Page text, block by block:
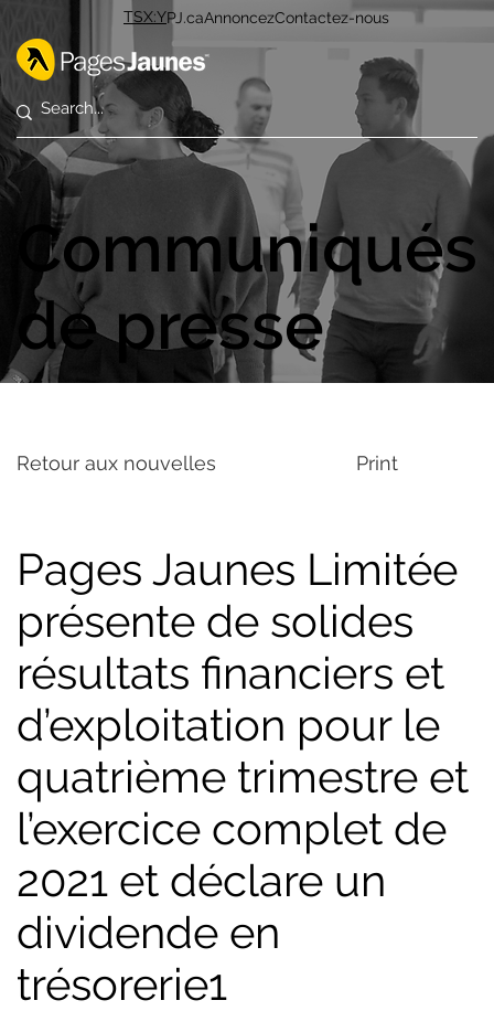
TSX:Y AnnoncezContactez-nous
PJ.ca
Communiqués
de presse
Retour aux nouvelles Print
Pages Jaunes Limitée
présente de solides
résultats financiers et
d’exploitation pour le
quatrième trimestre et
l’exercice complet de
2021 et déclare un
dividende en
trésorerie1